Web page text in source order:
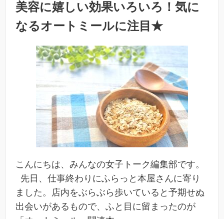
美容に嬉しい効果いろいろ！気に
なるオートミールに注目★
こんにちは、みんなの女子トーク編集部です。
先日、仕事終わりにふらっと本屋さんに寄り
ました。店内をぶらぶら歩いていると予期せぬ
出会いがあるもので、ふと目に留まったのが